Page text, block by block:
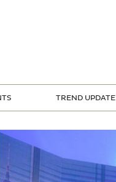
TREND UPDATE